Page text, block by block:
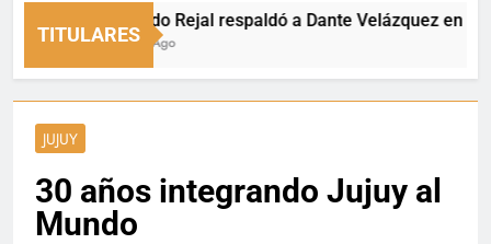
TITULARES
Fernando Rejal respaldó a Dante Velázquez en el
12 Horas Ago
JUJUY
30 años integrando Jujuy al
Mundo